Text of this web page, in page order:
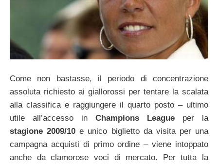
Come non bastasse, il periodo di concentrazione
assoluta richiesto ai giallorossi per tentare la scalata
alla classifica e raggiungere il quarto posto – ultimo
utile all’accesso in Champions League per la
stagione 2009/10 e unico biglietto da visita per una
campagna acquisti di primo ordine – viene intoppato
anche da clamorose voci di mercato. Per tutta la